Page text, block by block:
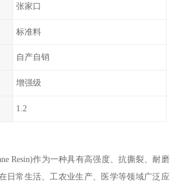
张家口
标准料
自产自销
增强级
1.2
Resin)作为一种具有高强度、抗撕裂、耐磨
日常生活、工农业生产、医学等领域广泛应